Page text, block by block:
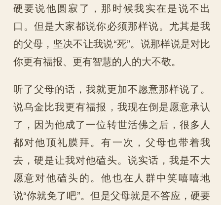
硬要说他圆寂了，那时候我实在是说不出
口。但是大家都说你必须那样说。尤其是我
的父母，坚决不让我说“死”。说那样说是对比
你更有福报、更有智慧的人的大不敬。
听了父母的话，我就更加不愿意那样说了。
说乌金比我更有福报，我现在倒是愿意承认
了，因为他成了一位转世活佛之后，很多人
都对他顶礼膜拜。有一次，父母也带着我
去，硬是让我对他磕头。说实话，我是不大
愿意对他磕头的。他也在人群中笑嘻嘻地
说“你就免了吧”。但是父母就是不答应，硬要